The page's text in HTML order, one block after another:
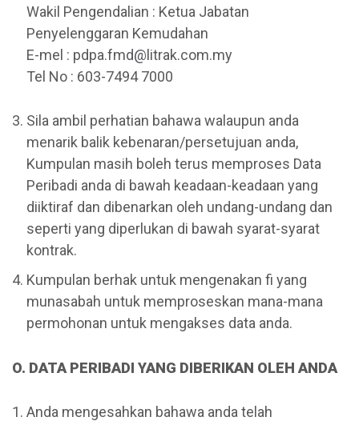
Wakil Pengendalian : Ketua Jabatan
Penyelenggaran Kemudahan
E-mel : pdpa.fmd@litrak.com.my
Tel No : 603-7494 7000
Sila ambil perhatian bahawa walaupun anda
menarik balik kebenaran/persetujuan anda,
Kumpulan masih boleh terus memproses Data
Peribadi anda di bawah keadaan-keadaan yang
diiktiraf dan dibenarkan oleh undang-undang dan
seperti yang diperlukan di bawah syarat-syarat
kontrak.
Kumpulan berhak untuk mengenakan fi yang
munasabah untuk memproseskan mana-mana
permohonan untuk mengakses data anda.
O. DATA PERIBADI YANG DIBERIKAN OLEH ANDA
Anda mengesahkan bahawa anda telah